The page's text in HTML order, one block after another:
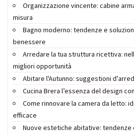
Organizzazione vincente: cabine
misura
Bagno moderno: tendenze e
benessere
Arredare la tua struttura ricettiva:
migliori opportunità
Abitare l'Autunno: suggestioni
Cucina Brera l’essenza del design
Come rinnovare la camera da letto:
efficace
Nuove estetiche abitative: